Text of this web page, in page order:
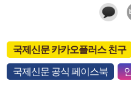
국제신문 카카오플러스 친구
국제신문 공식 페이스북